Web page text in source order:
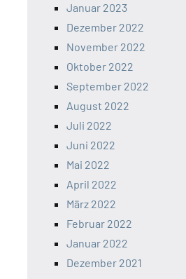
Januar 2023
Dezember 2022
November 2022
Oktober 2022
September 2022
August 2022
Juli 2022
Juni 2022
Mai 2022
April 2022
März 2022
Februar 2022
Januar 2022
Dezember 2021